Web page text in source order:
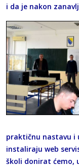
i da je nakon
praktičnu nastavu i
instaliraju web
školi donirat ćemo,